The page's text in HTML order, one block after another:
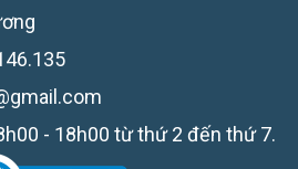
- 18h00 từ thứ 2 đến thứ 7.